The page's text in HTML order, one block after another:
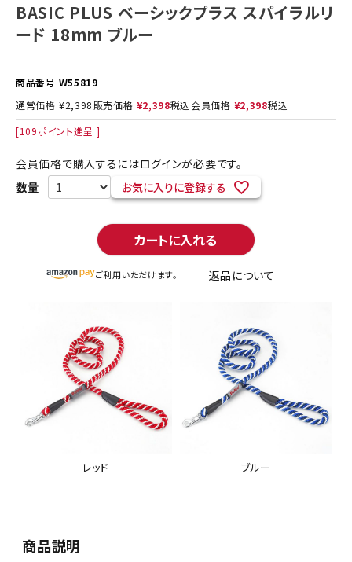
BASIC PLUS ベーシックプラス スパイラルリ
ード 18mm ブルー
商品番号 W55819
通常価格 ¥2,398 販売価格 ¥2,398税込会員価格 ¥2,398税込
[109ポイント進呈 ]
会員価格で購入するにはログインが必要です。
お気に入りに登録する
カートに入れる
ご利用いただけます。 返品について
レッド ブルー
商品説明